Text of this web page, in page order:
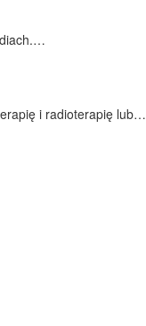
i radioterapię lub…